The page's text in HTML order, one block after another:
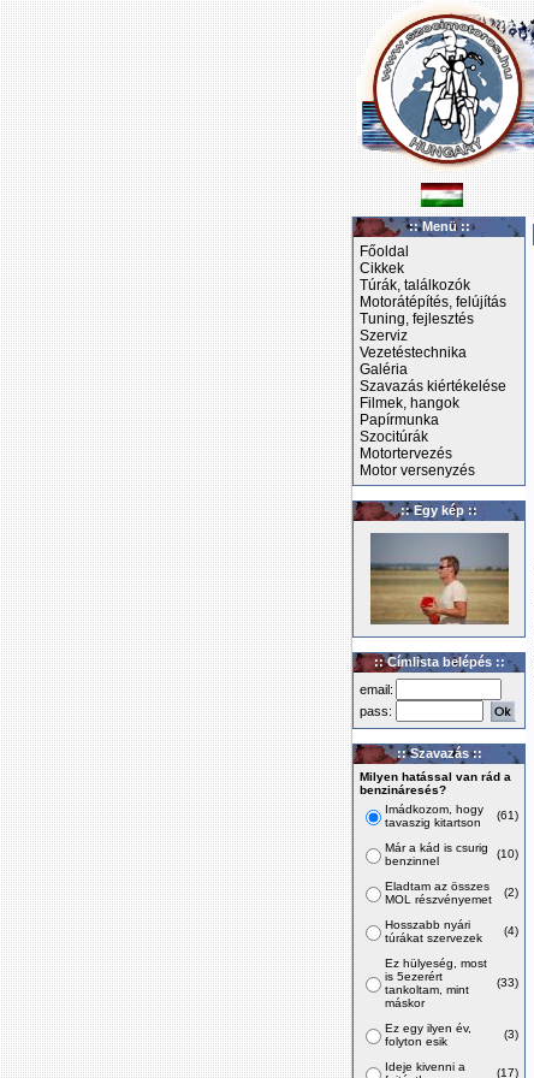
:: Menü ::
Főoldal
Cikkek
Túrák, találkozók
Motorátépítés, felújítás
Tuning, fejlesztés
Szerviz
Vezetéstechnika
Galéria
Szavazás kiértékelése
Filmek, hangok
Papírmunka
Szocitúrák
Motortervezés
Motor versenyzés
:: Egy kép ::
:: Címlista belépés ::
email:
pass:
:: Szavazás ::
Milyen hatással van rád a
benzináresés?
Imádkozom, hogy
tavaszig kitartson
(61)
Már a kád is csurig
benzinnel
(10)
Eladtam az összes
MOL részvényemet
(2)
Hosszabb nyári
túrákat szervezek
(4)
Ez hülyeség, most
is 5ezerért
tankoltam, mint
máskor
(33)
Ez egy ilyen év,
folyton esik
(3)
Ideje kivenni a
(17)